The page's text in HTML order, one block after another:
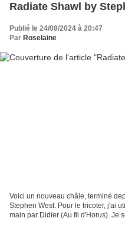
Radiate Shawl by
Publié le 24/08/2024 à 20:47
Par Roselaine
Voici un nouveau châle, terminé
Stephen West. Pour le tricoter, j'ai
main par Didier (Au fil d'Horus). Je